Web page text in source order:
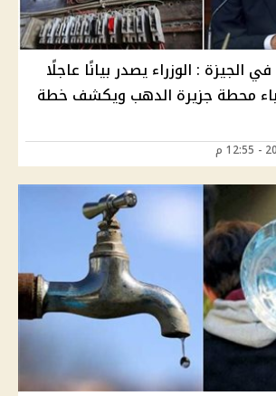
الجيزة : الوزراء يصدر بيانًا عاجلًا
محطة جزيرة الدهب ويكشف خطة